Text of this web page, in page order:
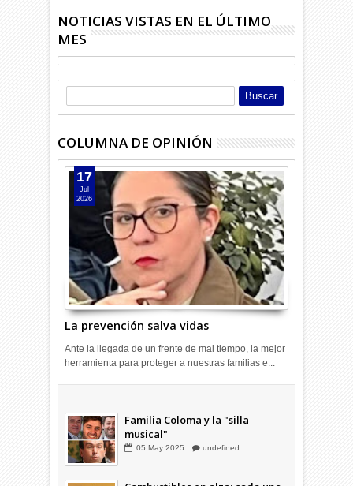
NOTICIAS VISTAS EN EL ÚLTIMO
MES
COLUMNA DE OPINIÓN
La prevención salva vidas
17
Jul
2026
Ante la llegada de un frente de mal tiempo, la mejor
herramienta para proteger a nuestras familias e...
a su rincón
03 Abr 2026 undefined
Familia Coloma y la "silla
musical"
05 May 2025 undefined